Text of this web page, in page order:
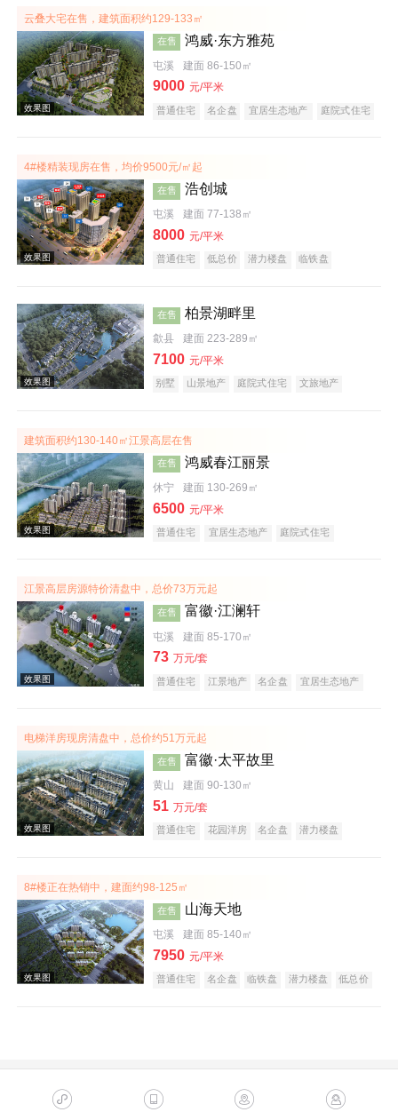
效果图
效果图
云叠大宅在售，建筑面积约129-133㎡
在售 鸿威·东方雅苑
屯溪 建面 86-150㎡
9000 元/平米
普通住宅 名企盘 宜居生态地产 庭院式住宅
4#楼精装现房在售，均价9500元/㎡起
在售 浩创城
屯溪 建面 77-138㎡
8000 元/平米
普通住宅 低总价 潜力楼盘 临铁盘
在售 柏景湖畔里
歙县 建面 223-289㎡
7100 元/平米
别墅 山景地产 庭院式住宅
文旅地产
建筑面积约130-140㎡江景高层在售
在售 鸿威春江丽景
休宁 建面 130-269㎡
6500 元/平米
普通住宅 宜居生态地产 庭院式住宅
江景高层房源特价清盘中，总价73万元起
在售 富徽·江澜轩
屯溪 建面 85-170㎡
73 万元/套
普通住宅 江景地产 名企盘
宜居生态地产
电梯洋房现房清盘中，总价约51万元起
在售 富徽·太平故里
黄山 建面 90-130㎡
51 万元/套
普通住宅 花园洋房 名企盘
潜力楼盘
8#楼正在热销中，建面约98-125㎡
在售 山海天地
屯溪 建面 85-140㎡
7950 元/平米
普通住宅 名企盘 临铁盘 潜力楼盘
低总价